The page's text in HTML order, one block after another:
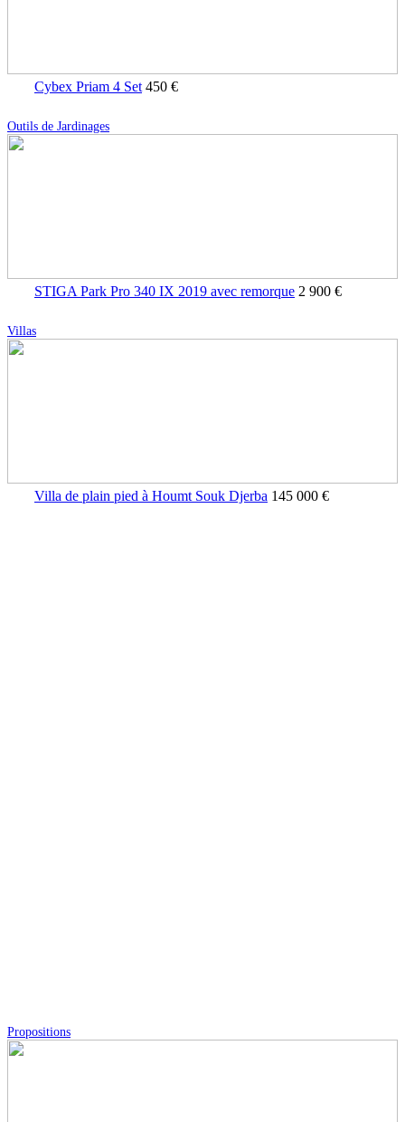
Cybex Priam 4 Set 450 €
Outils de Jardinages
STIGA Park Pro 340 IX 2019 avec remorque 2 900 €
Villas
Villa de plain pied à Houmt Souk Djerba 145 000 €
Propositions